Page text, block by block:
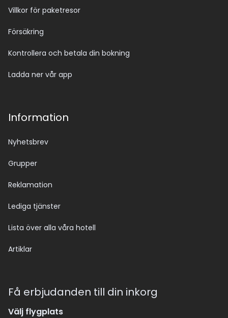
Villkor för paketresor
Försäkring
Kontrollera och betala din bokning
Ladda ner vår app
Information
Nyhetsbrev
Grupper
Reklamation
Lediga tjänster
Lista över alla våra hotell
Artiklar
Få erbjudanden till din inkorg
Välj flygplats